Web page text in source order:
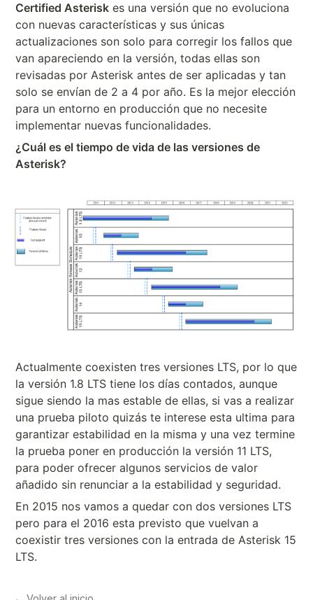
Certified Asterisk es una versión que no evoluciona
con nuevas características y sus únicas
actualizaciones son solo para corregir los fallos que
van apareciendo en la versión, todas ellas son
revisadas por Asterisk antes de ser aplicadas y tan
solo se envían de 2 a 4 por año. Es la mejor elección
para un entorno en producción que no necesite
implementar nuevas funcionalidades.
¿Cuál es el tiempo de vida de las versiones de
Asterisk?
Actualmente coexisten tres versiones LTS, por lo que
la versión 1.8 LTS tiene los días contados, aunque
sigue siendo la mas estable de ellas, si vas a realizar
una prueba piloto quizás te interese esta ultima para
garantizar estabilidad en la misma y una vez termine
la prueba poner en producción la versión 11 LTS,
para poder ofrecer algunos servicios de valor
añadido sin renunciar a la estabilidad y seguridad.
En 2015 nos vamos a quedar con dos versiones LTS
pero para el 2016 esta previsto que vuelvan a
coexistir tres versiones con la entrada de Asterisk 15
LTS.